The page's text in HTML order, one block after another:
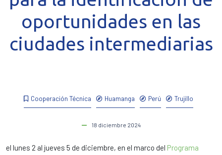
Cooperación Técnica Huamanga Perú Trujillo
18 diciembre 2024
oportunidades en las
ciudades intermediarias
el lunes 2 al jueves 5 de diciembre, en el marco del Programa